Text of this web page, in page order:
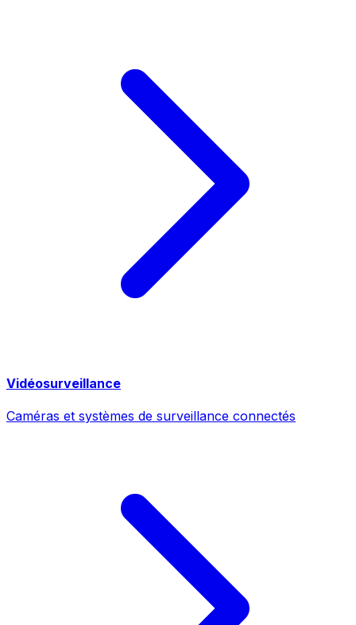
Vidéosurveillance
Caméras et systèmes de surveillance connectés